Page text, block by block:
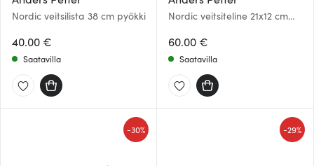
Nordic veitsilista 38 cm pyökki
40.00 €
Saatavilla
Nordic veitsiteline 21x12 cm
60.00 €
Saatavilla
-30% -29%